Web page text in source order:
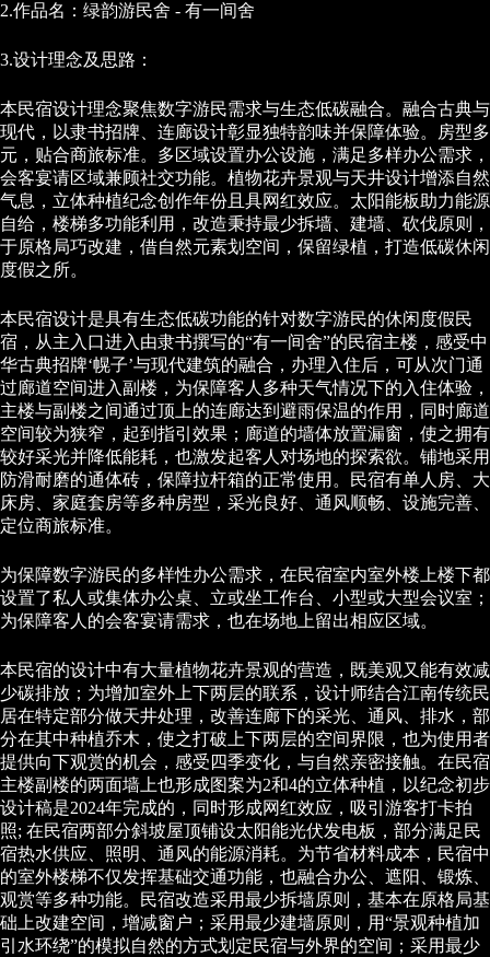
2.作品名：绿韵游民舍 - 有一间舍
3.设计理念及思路：
本民宿设计理念聚焦数字游民需求与生态低碳融合。融合古典与
现代，以隶书招牌、连廊设计彰显独特韵味并保障体验。房型多
元，贴合商旅标准。多区域设置办公设施，满足多样办公需求，
会客宴请区域兼顾社交功能。植物花卉景观与天井设计增添自然
气息，立体种植纪念创作年份且具网红效应。太阳能板助力能源
自给，楼梯多功能利用，改造秉持最少拆墙、建墙、砍伐原则，
于原格局巧改建，借自然元素划空间，保留绿植，打造低碳休闲
度假之所。
本民宿设计是具有生态低碳功能的针对数字游民的休闲度假民
宿，从主入口进入由隶书撰写的“有一间舍”的民宿主楼，感受中
华古典招牌‘幌子’与现代建筑的融合，办理入住后，可从次门通
过廊道空间进入副楼，为保障客人多种天气情况下的入住体验，
主楼与副楼之间通过顶上的连廊达到避雨保温的作用，同时廊道
空间较为狭窄，起到指引效果；廊道的墙体放置漏窗，使之拥有
较好采光并降低能耗，也激发起客人对场地的探索欲。铺地采用
防滑耐磨的通体砖，保障拉杆箱的正常使用。民宿有单人房、大
床房、家庭套房等多种房型，采光良好、通风顺畅、设施完善、
定位商旅标准。
为保障数字游民的多样性办公需求，在民宿室内室外楼上楼下都
设置了私人或集体办公桌、立或坐工作台、小型或大型会议室；
为保障客人的会客宴请需求，也在场地上留出相应区域。
本民宿的设计中有大量植物花卉景观的营造，既美观又能有效减
少碳排放；为增加室外上下两层的联系，设计师结合江南传统民
居在特定部分做天井处理，改善连廊下的采光、通风、排水，部
分在其中种植乔木，使之打破上下两层的空间界限，也为使用者
提供向下观赏的机会，感受四季变化，与自然亲密接触。在民宿
主楼副楼的两面墙上也形成图案为2和4的立体种植，以纪念初步
设计稿是2024年完成的，同时形成网红效应，吸引游客打卡拍
照; 在民宿两部分斜坡屋顶铺设太阳能光伏发电板，部分满足民
宿热水供应、照明、通风的能源消耗。为节省材料成本，民宿中
的室外楼梯不仅发挥基础交通功能，也融合办公、遮阳、锻炼、
观赏等多种功能。民宿改造采用最少拆墙原则，基本在原格局基
础上改建空间，增减窗户；采用最少建墙原则，用“景观种植加
引水环绕”的模拟自然的方式划定民宿与外界的空间；采用最少